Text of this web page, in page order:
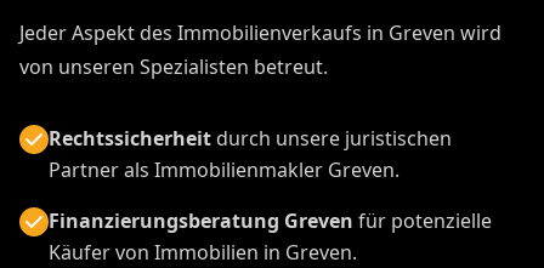
Jeder Aspekt des Immobilienverkaufs in Greven wird
von unseren Spezialisten betreut.
Rechtssicherheitdurch unsere juristischen
Partner als Immobilienmakler Greven.
Finanzierungsberatung Greven für potenzielle
Käufer von Immobilien in Greven.